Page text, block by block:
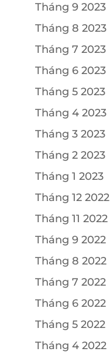
Tháng 9 2023
Tháng 8 2023
Tháng 7 2023
Tháng 6 2023
Tháng 5 2023
Tháng 4 2023
Tháng 3 2023
Tháng 2 2023
Tháng 1 2023
Tháng 12 2022
Tháng 11 2022
Tháng 9 2022
Tháng 8 2022
Tháng 7 2022
Tháng 6 2022
Tháng 5 2022
Tháng 4 2022